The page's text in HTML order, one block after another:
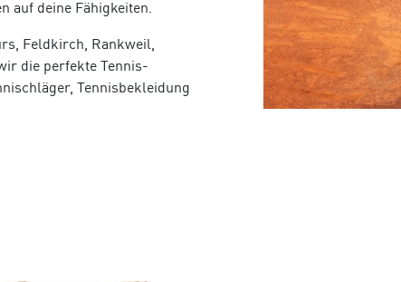
auf deine Fähigkeiten.
Feldkirch, Rankweil,
die perfekte Tennis-
Tennisbekleidung